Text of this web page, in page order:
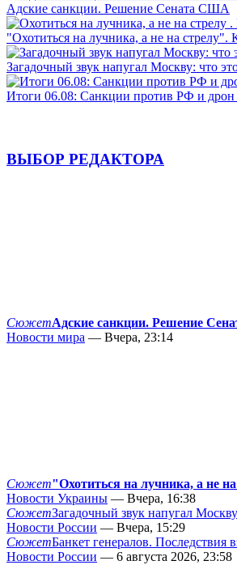
Адские санкции. Решение Сената США
"Охотиться на лучника, а не на стрелу".
Загадочный звук напугал Москву: что
Итоги 06.08: Санкции против РФ и
ВЫБОР РЕДАКТОРА
СюжетАдские санкции. Решение
Новости мира — Вчера, 23:14
Сюжет"Охотиться на лучника, а не
Новости Украины — Вчера, 16:38
СюжетЗагадочный звук напугал
Новости России — Вчера, 15:29
СюжетБанкет генералов. Последствия
Новости России — 6 августа 2026, 23:58